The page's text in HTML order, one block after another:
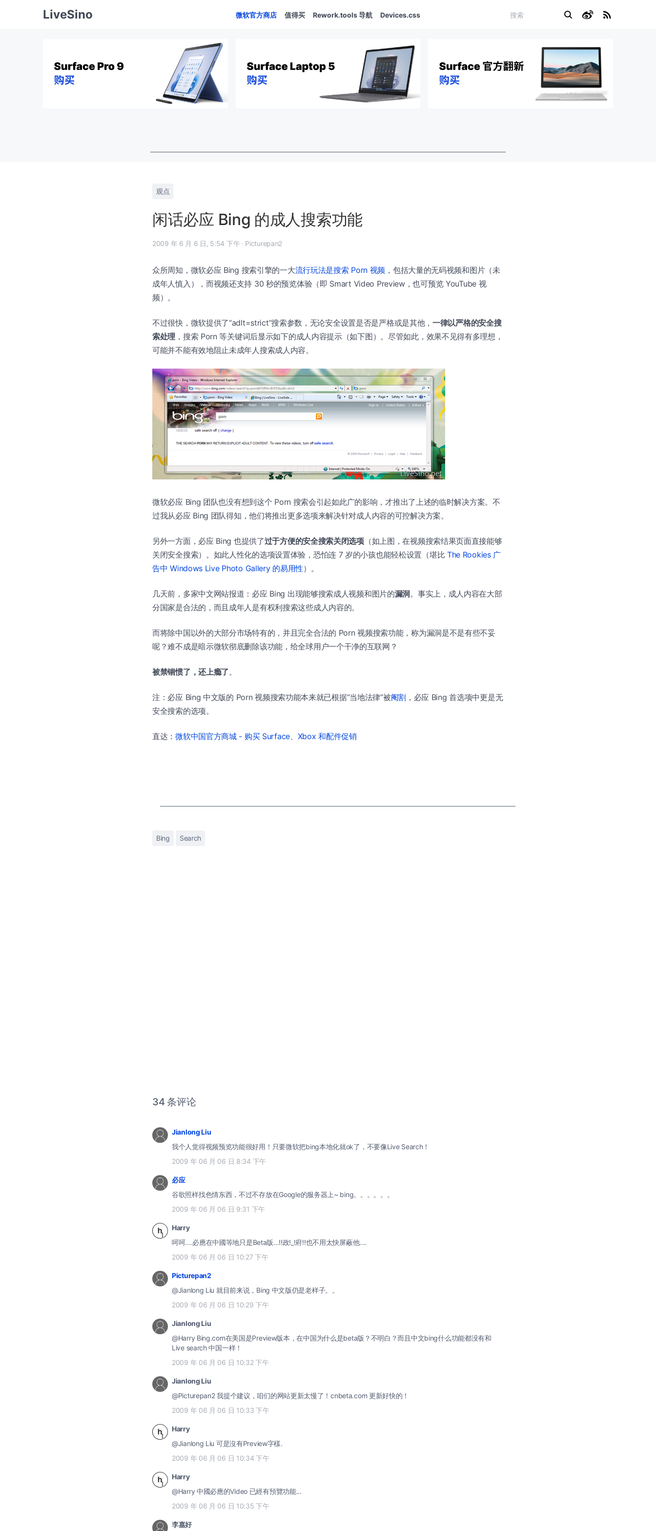
LiveSino 微软官方商店 值得买 Rework.tools 导航 Devices.css
观点
闲话必应 Bing 的成人搜索功能
2009 年 6 月 6 日, 5:54 下午 · Picturepan2
众所周知，微软必应 Bing 搜索引擎的一大流行玩法是搜索 Porn 视频 ，包括大量的无码视频和图片（未
成年人慎入），而视频还支持 30 秒的预览体验（即 Smart Video Preview，也可预览 YouTube 视
频）。
不过很快，微软提供了“adlt=strict”搜索参数，无论安全设置是否是严格或是其他，一律以严格的安全搜
索处理 ，搜索 Porn 等关键词后显示如下的成人内容提示（如下图）。尽管如此，效果不见得有多理想，
可能并不能有效地阻止未成年人搜索成人内容。
微软必应 Bing 团队也没有想到这个 Porn 搜索会引起如此广的影响，才推出了上述的临时解决方案。不
过我从必应 Bing 团队得知，他们将推出更多选项来解决针对成人内容的可控解决方案。
另外一方面，必应 Bing 也提供了过于方便的安全搜索关闭选项（如上图，在视频搜索结果页面直接能够
关闭安全搜索）。如此人性化的选项设置体验，恐怕连 7 岁的小孩也能轻松设置（堪比 The Rookies 广
告中 Windows Live Photo Gallery 的易用性）。
几天前，多家中文网站报道：必应 Bing 出现能够搜索成人视频和图片的漏洞。事实上，成人内容在大部
分国家是合法的，而且成年人是有权利搜索这些成人内容的。
而将除中国以外的大部分市场特有的，并且完全合法的 Porn 视频搜索功能，称为漏洞是不是有些不妥
呢？难不成是暗示微软彻底删除该功能，给全球用户一个干净的互联网？
被禁锢惯了，还上瘾了。
注：必应 Bing 中文版的 Porn 视频搜索功能本来就已根据“当地法律”被阉割 ，必应 Bing 首选项中更是无
安全搜索的选项。
直达：微软中国官方商城 - 购买 Surface、Xbox 和配件促销
Bing Search
34 条评论
Jianlong Liu
我个人觉得视频预览功能很好用！只要微软把bing本地化就ok了，不要像Live Search！
2009 年 06 月 06 日 8:34 下午
必应
谷歌照样找色情东西，不过不存放在Google的服务器上~ bing。。。。。。
2009 年 06 月 06 日 9:31 下午
Harry
呵呵....必應在中國等地只是Beta版...!!政!_!府!!也不用太快屏蔽他....
2009 年 06 月 06 日 10:27 下午
Picturepan2
@Jianlong Liu 就目前来说，Bing 中文版仍是老样子。。
2009 年 06 月 06 日 10:29 下午
Jianlong Liu
@Harry Bing.com在美国是Preview版本，在中国为什么是beta版？不明白？而且中文bing什么功能都没有和
Live search 中国一样！
2009 年 06 月 06 日 10:32 下午
Jianlong Liu
@Picturepan2 我提个建议，咱们的网站更新太慢了！cnbeta.com 更新好快的！
2009 年 06 月 06 日 10:33 下午
Harry
@Jianlong Liu 可是沒有Preview字樣.
2009 年 06 月 06 日 10:34 下午
Harry
@Harry 中國必應的Video 已經有預覽功能...
2009 年 06 月 06 日 10:35 下午
李嘉好